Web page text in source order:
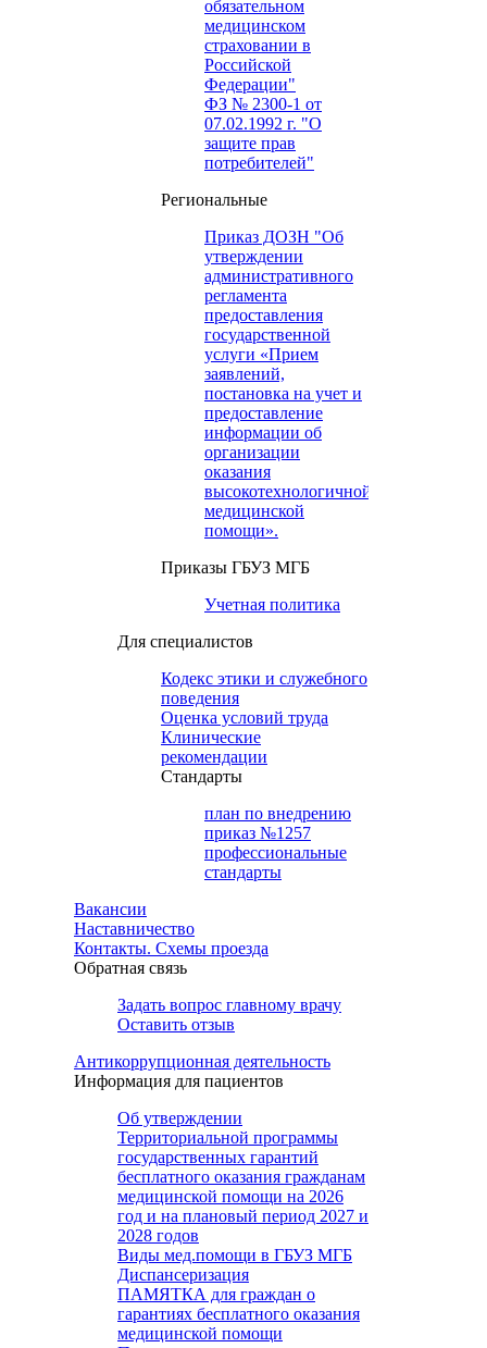
обязательном
медицинском
страховании в
Российской
Федерации"
ФЗ № 2300-1 от
07.02.1992 г. "О
защите прав
потребителей"
Региональные
Приказ ДОЗН "Об
утверждении
административного
регламента
предоставления
государственной
услуги «Прием
заявлений,
постановка на учет и
предоставление
информации об
организации
оказания
высокотехнологичной
медицинской
помощи».
Приказы ГБУЗ МГБ
Учетная политика
Для специалистов
Кодекс этики и служебного
поведения
Оценка условий труда
Клинические
рекомендации
Cтандарты
план по внедрению
приказ №1257
профессиональные
стандарты
Вакансии
Наставничество
Контакты. Схемы проезда
Обратная связь
Задать вопрос главному врачу
Оставить отзыв
Антикоррупционная деятельность
Информация для пациентов
Об утверждении
Территориальной программы
государственных гарантий
бесплатного оказания гражданам
медицинской помощи на 2026
год и на плановый период 2027 и
2028 годов
Виды мед.помощи в ГБУЗ МГБ
Диспансеризация
ПАМЯТКА для граждан о
гарантиях бесплатного оказания
медицинской помощи